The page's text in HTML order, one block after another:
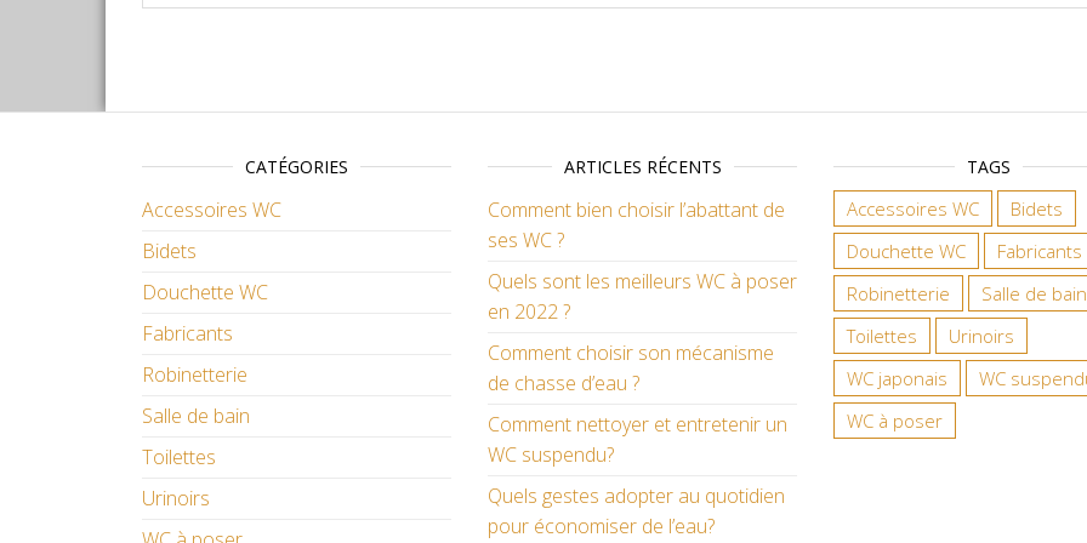
CATÉGORIES
Accessoires WC
Bidets
Douchette WC
Fabricants
Robinetterie
Salle de bain
Toilettes
Urinoirs
ARTICLES RÉCENTS
Comment bien choisir l’abattant de
ses WC ?
Quels sont les meilleurs WC à poser
en 2022 ?
Comment choisir son mécanisme
de chasse d’eau ?
Comment nettoyer et entretenir un
WC suspendu?
Quels gestes adopter au quotidien
pour économiser de l’eau?
TAGS
Accessoires WC
Bidets
Douchette WC
Fabricants
Robinetterie
Salle de bain
Toilettes
Urinoirs
WC japonais
WC
WC à poser